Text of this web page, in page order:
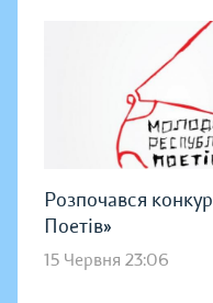
Розпочався
Поетів»
15 Червня 23:06